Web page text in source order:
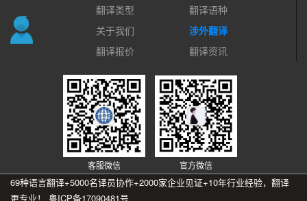
翻译类型
翻译语种
关于我们
涉外翻译
翻译报价
翻译资讯
客服微信 官方微信
69种语言翻译+5000名译员协作+2000家企业见证+10年行业经验，翻译
更专业！ 粤ICP备17090481号